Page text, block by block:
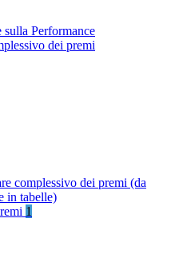
sulla Performance
dei premi
complessivo dei premi (da
in tabelle)
1